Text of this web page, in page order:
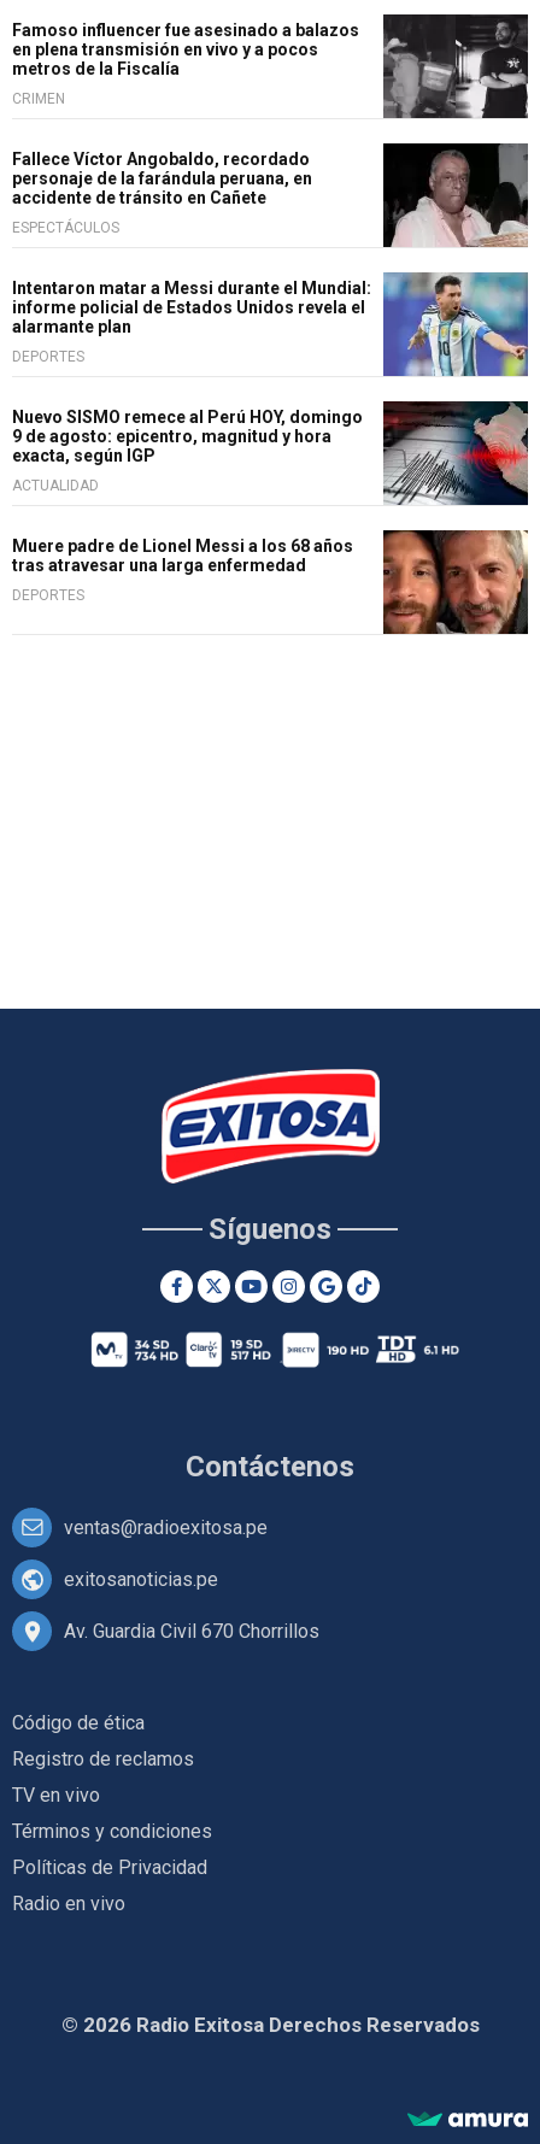
Famoso influencer fue asesinado a balazos
en plena transmisión en vivo y a pocos
metros de la Fiscalía
CRIMEN
Fallece Víctor Angobaldo, recordado
personaje de la farándula peruana, en
accidente de tránsito en Cañete
ESPECTÁCULOS
Intentaron matar a Messi durante el Mundial:
informe policial de Estados Unidos revela el
alarmante plan
DEPORTES
Nuevo SISMO remece al Perú HOY, domingo
9 de agosto: epicentro, magnitud y hora
exacta, según IGP
ACTUALIDAD
Muere padre de Lionel Messi a los 68 años
tras atravesar una larga enfermedad
DEPORTES
Contáctenos
ventas@radioexitosa.pe
exitosanoticias.pe
Av. Guardia Civil 670 Chorrillos
Síguenos
Código de ética
Registro de reclamos
TV en vivo
Términos y condiciones
Políticas de Privacidad
Radio en vivo
© 2026 Radio Exitosa Derechos Reservados